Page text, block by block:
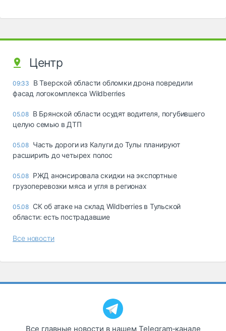
Центр
09:33
В Тверской области обломки дрона повредили
фасад логокомплекса Wildberries
05.08 В Брянской области осудят водителя, погубившего
целую семью в ДТП
05.08 Часть дороги из Калуги до Тулы планируют
расширить до четырех полос
05.08 РЖД анонсировала скидки на экспортные
грузоперевозки мяса и угля в регионах
05.08 СК об атаке на склад Wildberries в Тульской
области: есть пострадавшие
Все новости
Все главные новости в нашем Telegram‑канале